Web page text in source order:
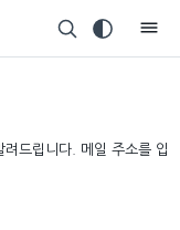
드립니다. 메일 주소를 입